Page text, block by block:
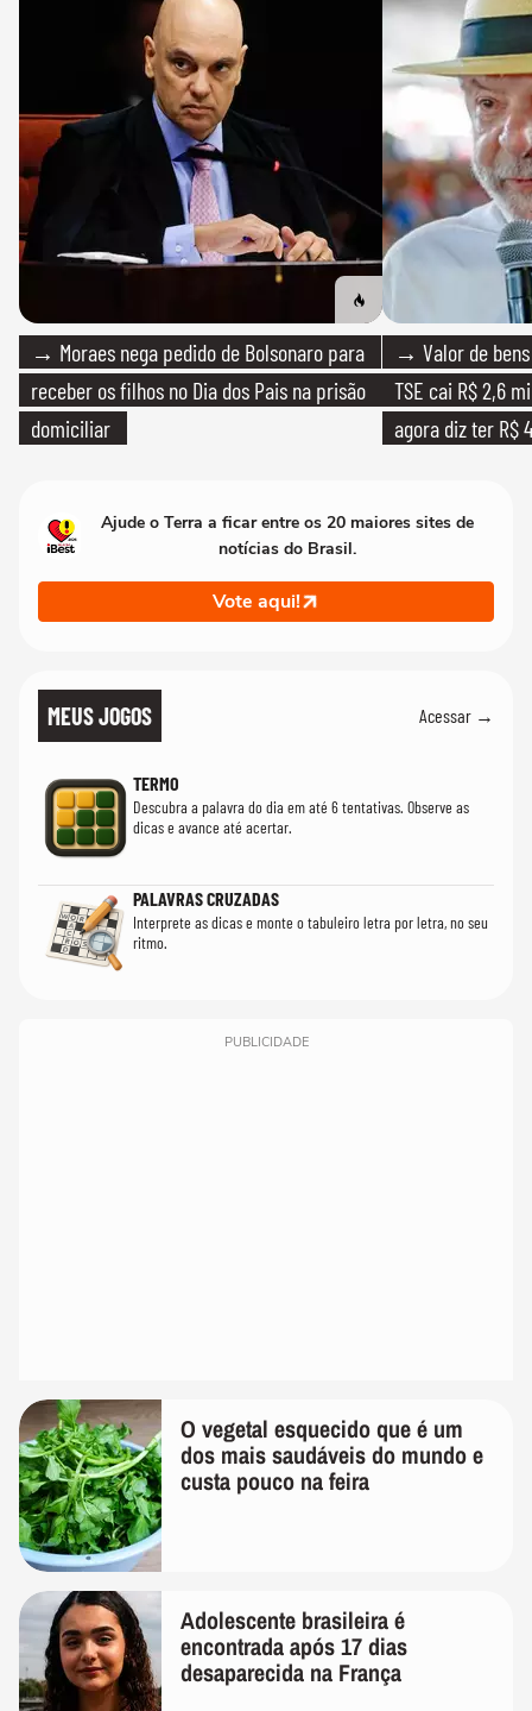
→ Moraes nega pedido de Bolsonaro para
receber os filhos no Dia dos Pais na prisão
domiciliar
→ Valor de
TSE cai R$ 2,6
agora diz ter R$
Ajude o Terra a ficar entre os 20 maiores sites de
notícias do Brasil.
Vote aqui!
MEUS JOGOS Acessar →
TERMO
Descubra a palavra do dia em até 6 tentativas. Observe as
dicas e avance até acertar.
PALAVRAS CRUZADAS
Interprete as dicas e monte o tabuleiro letra por letra, no seu
ritmo.
PUBLICIDADE
O vegetal esquecido que é um
dos mais saudáveis do mundo e
custa pouco na feira
Adolescente brasileira é
encontrada após 17 dias
desaparecida na França